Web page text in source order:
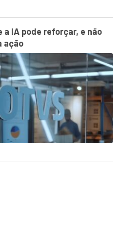
a IA pode reforçar, e não
ação